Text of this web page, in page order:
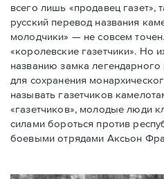
всего лишь «продавец газет»,
русский перевод названия
молодчики» — не совсем
«королевские газетчики». Но
названию замка
для сохранения
называть газетчиков
«газетчиков», молодые люди
силами бороться против
боевыми отрядами Аксьон